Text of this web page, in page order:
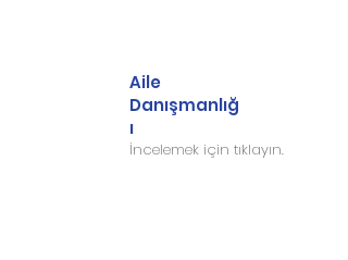
Aile
Danışmanlığ
ı
İncelemek için tıklayın.